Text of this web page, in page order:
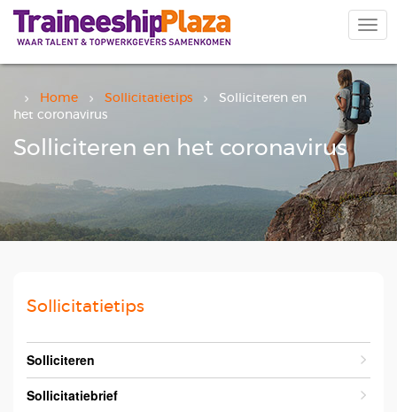
Overslaan
naar
gaan
Home Sollicitatietips
Solliciteren en
het coronavirus
Solliciteren en het coronavirus
Sollicitatietips
Solliciteren
Sollicitatiebrief